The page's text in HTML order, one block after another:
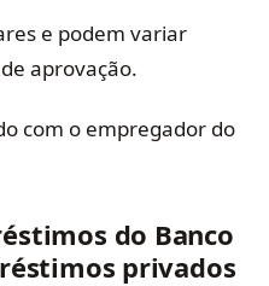
e podem variar
aprovação.
com o empregador do
do Banco
privados